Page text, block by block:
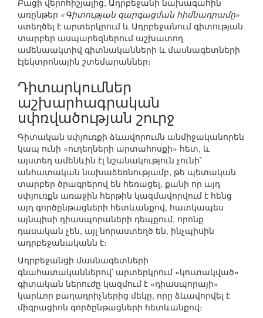
Բացի վերոհիշյալից, Ադրբեջանի նախագահին
առընթեր «Գիտության զարգացման հիմնադրամը»
ստեղծել է արտերկրում և Ադրբեջանում գիտության
տարբեր ասպարեզներում աշխատող
ամենաակտիվ գիտնականների և մասնագետների
էլեկտրոնային շտեմարաններ։
Դիտարկումներ
աշխարհագրական
սփռվածության շուրջ
Գիտական սփյուռքի ձևավորումն անմիջականորեն
կապ ունի «ուղեղների արտահոսքի» հետ, և
այստեղ ամենևին էլ նշանակություն չունի՝
անհատական նախաձեռնությամբ, թե պետական
տարբեր ծրագրերով են հեռացել, քանի որ այդ
սփյուռքն առաջին հերթին կազմավորվում է հենց
այդ գործընթացների հետևանքով, հատկապես
այնպիսի դիասպորաների դեպքում, որոնք
դասական չեն, այլ նորաստեղծ են, ինչպիսին
ադրբեջանականն է։
Ադրբեջանցի մասնագետների
գնահատականներով՝ արտերկրում «կուտակված»
գիտական ներուժը կազմում է «դիասպորայի»
կարևոր բաղադրիչներից մեկը, որը ձևավորվել է
միգրացիոն գործընթացների հետևանքով։